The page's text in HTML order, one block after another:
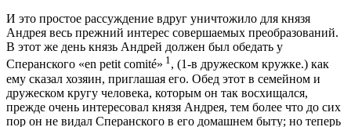
И это простое рассуждение вдруг уничтожило для князя
Андрея весь прежний интерес совершаемых преобразований.
В этот же день князь Андрей должен был обедать у
Сперанского «en petit comité» 1, (1-в дружеском кружке.) как
ему сказал хозяин, приглашая его. Обед этот в семейном и
дружеском кругу человека, которым он так восхищался,
прежде очень интересовал князя Андрея, тем более что до сих
пор он не видал Сперанского в его домашнем быту; но теперь